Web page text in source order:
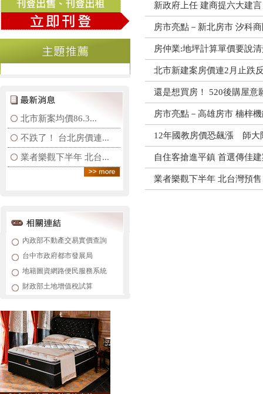
北市新案均價86.3...
不跌了！ 台北房價連...
業者樂觀下半年 北台...
內政部不動產交易實價查詢
台中市政府都市發展局
地籍圖資網路便民服務系統
財政部土地增值稅試算
新政府上任 建商提六大建言
房市亮點－新北房市 汐科
房仲業:地坪計算單價要說
北市新建案房價連2月止跌
還是想買房！ 520後購屋意
房市亮點－高雄房市 楠梓
12年國教房價恐飆漲 師大
自住客搶進平鎮 首選傳佳
業者樂觀下半年 北台灣預